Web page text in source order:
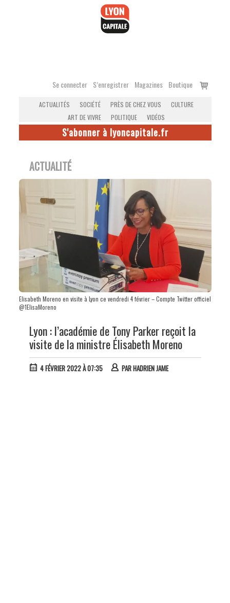
Se connecter S’enregistrer Magazines Boutique
Voir
ACTUALITÉS SOCIÉTÉ PRÈS DE CHEZ VOUS
CULTURE
ART DE VIVRE
POLITIQUE VIDÉOS
S'abonner à lyoncapitale.fr
ACTUALITÉ
Elisabeth Moreno en visite à Lyon ce vendredi 4 février – Compte Twitter officiel
@1ElisaMoreno
Lyon : l’académie de Tony Parker reçoit la
visite de la ministre Élisabeth Moreno
4 FÉVRIER 2022 À 07:35 PARHADRIEN JAME